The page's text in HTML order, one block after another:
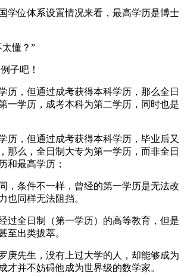
学位体系设置情况来看，最高学历是博士
懂？”
子吧！
历，但通过成考获得本科学历，那么全日
一学历，成考本科为第二学历，同时也是
历，但通过成考获得本科学历，毕业后又
那么，全日制大专为第一学历，而非全日
和最高学历；
，条件不一样，曾经的第一学历是无法改
也同样无法阻挡。
过全日制（第一学历）的高等教育，但是
至出类拔萃。
庚先生，没有上过大学的人，却能够成为
才并不妨碍他成为世界级的数学家。